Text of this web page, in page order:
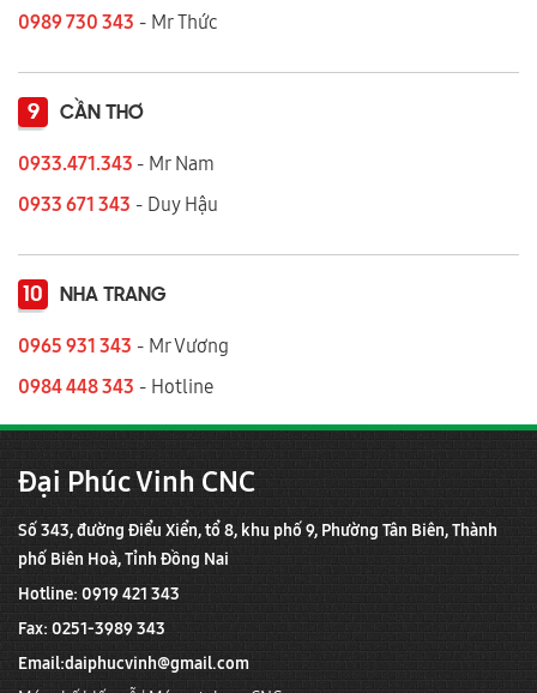
0989 730 343 - Mr Thức
9 CẦN THƠ
0933.471.343 - Mr Nam
0933 671 343 - Duy Hậu
10 NHA TRANG
0965 931 343 - Mr Vương
0984 448 343 - Hotline
Đại Phúc Vinh CNC
Số 343, đường Điểu Xiển, tổ 8, khu phố 9, Phường Tân Biên, Thành
phố Biên Hoà, Tỉnh Đồng Nai
Hotline: 0919 421 343
Fax: 0251-3989 343
Email:daiphucvinh@gmail.com